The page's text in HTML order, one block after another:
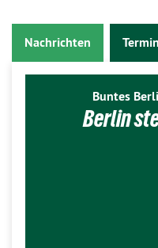
Nachrichten
Buntes
Berlin